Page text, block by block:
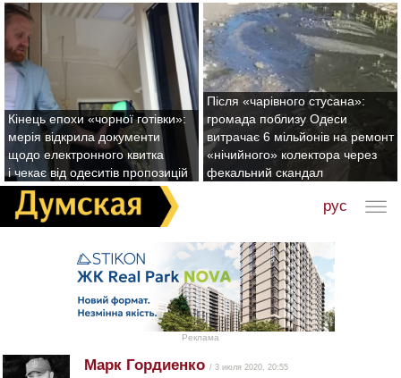
Кінець епохи «чорної готівки»:
мерія відкрила документи
щодо електронного квитка
і чекає від одеситів пропозицій
Після «чарівного стусана»:
громада поблизу Одеси
витрачає 6 мільйонів на ремонт
«нічийного» колектора через
фекальний скандал
рус
Реклама
Марк Гордиенко / 3 июля 2020, 20:55